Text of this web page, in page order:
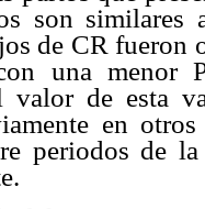
son
de CR fueron
una menor
valor de esta
en
periodos de